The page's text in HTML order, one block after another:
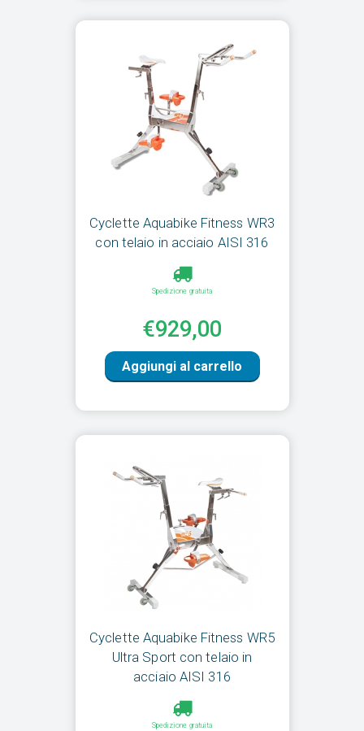
Cyclette Aquabike Fitness WR3
con telaio in acciaio AISI 316
Spedizione gratuita
€929,00
Aggiungi al carrello
Cyclette Aquabike Fitness WR5
Ultra Sport con telaio in
acciaio AISI 316
Spedizione gratuita